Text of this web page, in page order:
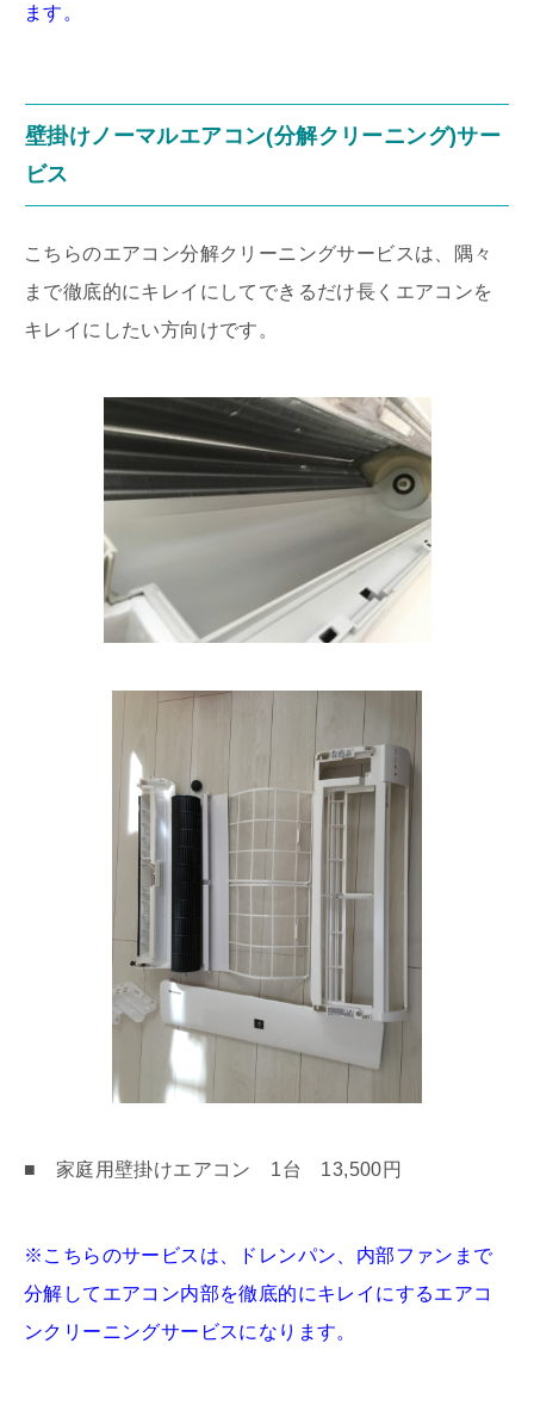
ます。
壁掛けノーマルエアコン(分解クリーニング)サー
ビス
こちらのエアコン分解クリーニングサービスは、隅々
まで徹底的にキレイにしてできるだけ長くエアコンを
キレイにしたい方向けです。
■ 家庭用壁掛けエアコン 1台 13,500円
※こちらのサービスは、ドレンパン、内部ファンまで
分解してエアコン内部を徹底的にキレイにするエアコ
ンクリーニングサービスになります。